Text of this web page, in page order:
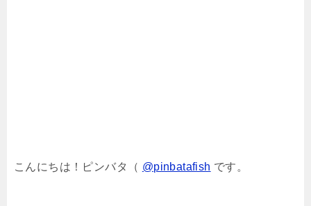
こんにちは！ピンバタ（ @pinbatafish です。